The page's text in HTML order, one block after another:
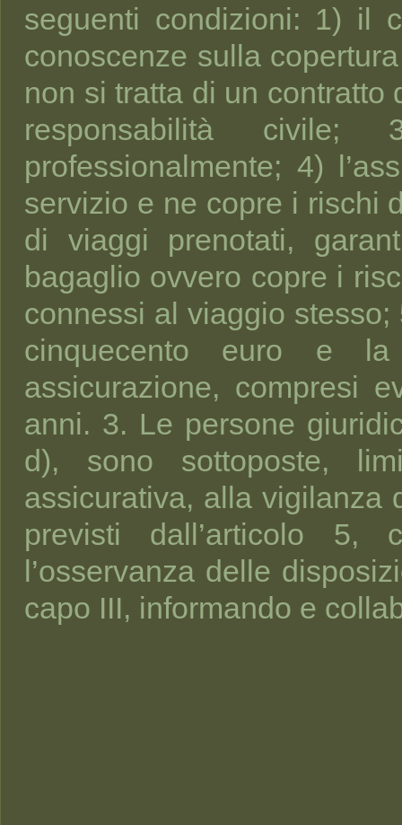
seguenti condizioni: 1) il
conoscenze sulla
non si tratta di un
responsabilità civile;
professionalmente; 4)
servizio e ne copre i rischi
di viaggi prenotati,
bagaglio ovvero copre i
connessi al viaggio
cinquecento euro e
assicurazione, compresi
anni. 3. Le persone
d), sono sottoposte,
assicurativa, alla vigilanza
previsti dall’articolo 5,
l’osservanza delle
capo III, informando e